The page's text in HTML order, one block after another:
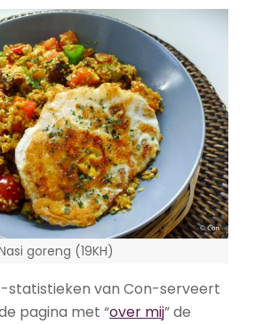
goreng (19KH)
statistieken van Con-serveert
pagina met “over mij” de